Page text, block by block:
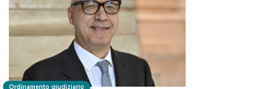
Ordinamento giudiziario